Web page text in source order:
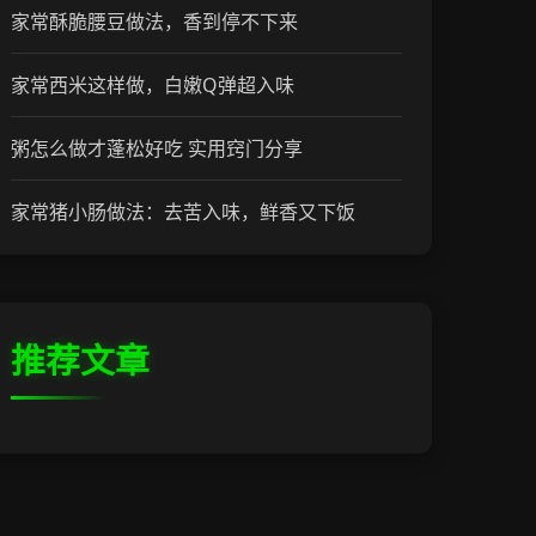
家常酥脆腰豆做法，香到停不下来
家常西米这样做，白嫩Q弹超入味
粥怎么做才蓬松好吃 实用窍门分享
家常猪小肠做法：去苦入味，鲜香又下饭
推荐文章